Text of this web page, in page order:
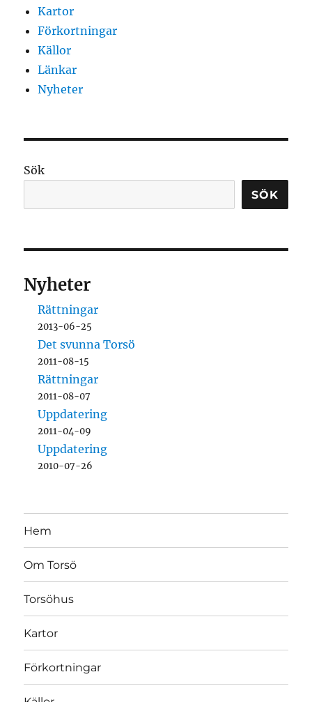
Kartor
Förkortningar
Källor
Länkar
Nyheter
Sök
SÖK
Nyheter
Rättningar
2013-06-25
Det svunna Torsö
2011-08-15
Rättningar
2011-08-07
Uppdatering
2011-04-09
Uppdatering
2010-07-26
Hem
Om Torsö
Torsöhus
Kartor
Förkortningar